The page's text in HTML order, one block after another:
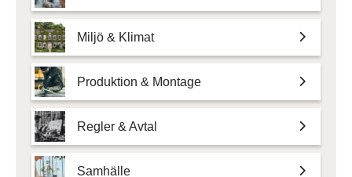
Miljö & Klimat
Produktion & Montage
Regler & Avtal
Samhälle